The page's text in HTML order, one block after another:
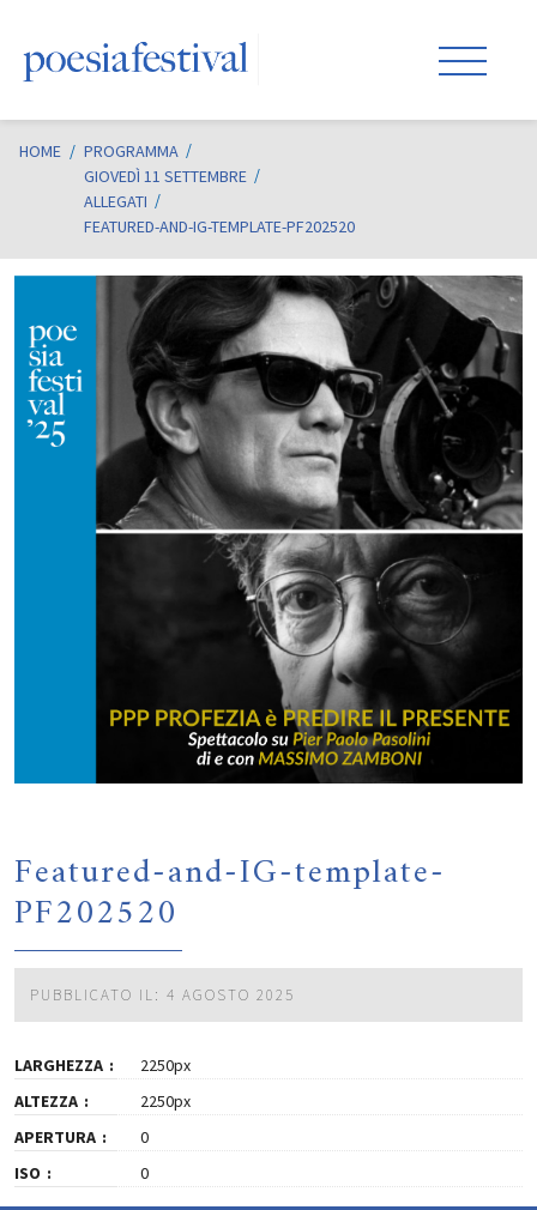
HOME / PROGRAMMA
GIOVEDÌ 11 SETTEMBRE
ALLEGATI
FEATURED-AND-IG-TEMPLATE-PF202520
Featured-and-IG-template-
PF202520
PUBBLICATO IL: 4 AGOSTO 2025
LARGHEZZA
2250px
ALTEZZA
2250px
APERTURA
0
ISO
0